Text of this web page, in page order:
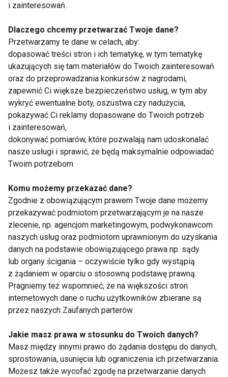
Klinika Implantologii -
nowoczesne
rozwiązania dla
zdrowego i pięknego
uśmiechu
Jakie zabiegi
stomatologiczne
pomogą Ci zadbać o
piękny uśmiech?
Chiropraktyka i
biorezonans – kiedy
skorzystać?
Holistyczne podejście
do zdrowia w
Krakowie
Niezbędne dla serca i
kwasy omega-3?
Ten problem może
dotyczyć nawet co
piątej kobiety na
świecie. Lekarka:
Pacjentki często boją
podczas stosunku
Mounjaro vs Ozempic
– różnice, skuteczność
i co wybrać?
i zainteresowań.
Dlaczego chcemy przetwarzać Twoje dane?
Przetwarzamy te dane w celach, aby:
dopasować treści stron i ich tematykę, w tym tematykę
ukazujących się tam materiałów do Twoich zainteresowań
oraz do przeprowadzania konkursów z nagrodami,
zapewnić Ci większe bezpieczeństwo usług, w tym aby
wykryć ewentualne boty, oszustwa czy nadużycia,
pokazywać Ci reklamy dopasowane do Twoich potrzeb
i zainteresowań,
dokonywać pomiarów, które pozwalają nam udoskonalać
nasze usługi i sprawić, że będą maksymalnie odpowiadać
Twoim potrzebom
Komu możemy przekazać dane?
Zgodnie z obowiązującym prawem Twoje dane możemy
przekazywać podmiotom przetwarzającym je na nasze
zlecenie, np. agencjom marketingowym, podwykonawcom
naszych usług oraz podmiotom uprawnionym do uzyskania
danych na podstawie obowiązującego prawa np. sądy
lub organy ścigania – oczywiście tylko gdy wystąpią
z żądaniem w oparciu o stosowną podstawę prawną.
Pragniemy też wspomnieć, że na większości stron
internetowych dane o ruchu użytkowników zbierane są
przez naszych Zaufanych parterów.
Jakie masz prawa w stosunku do Twoich danych?
Masz między innymi prawo do żądania dostępu do danych,
sprostowania, usunięcia lub ograniczenia ich przetwarzania.
Możesz także wycofać zgodę na przetwarzanie danych